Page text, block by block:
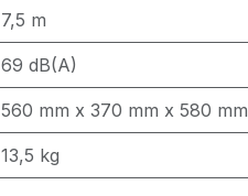
7,5 m
69 dB(A)
560 mm x 370 mm x 580 mm
13,5 kg